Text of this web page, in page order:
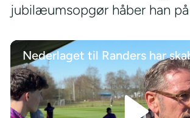
jubilæumsopgør håber han